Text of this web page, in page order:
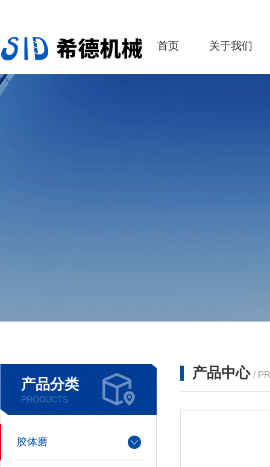
首页 关于我们
产品分类
PRODUCTS
胶体磨
产品中心 /